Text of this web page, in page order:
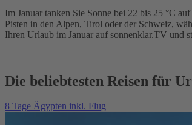
Im Januar tanken Sie Sonne bei 22 bis 25 °C
Pisten in den Alpen, Tirol oder der Schweiz,
Ihren Urlaub im Januar auf sonnenklar.TV und
Die beliebtesten Reisen für
8 Tage Ägypten inkl. Flug